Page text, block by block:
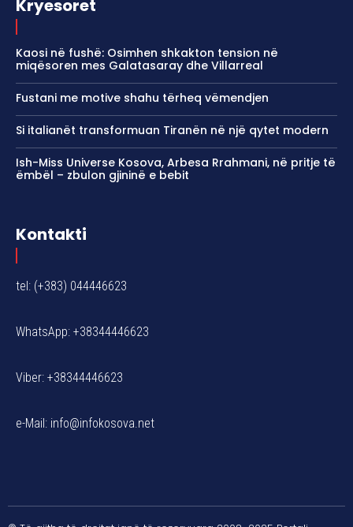
Kryesoret
Kaosi në fushë: Osimhen shkakton tension në
miqësoren mes Galatasaray dhe Villarreal
Fustani me motive shahu tërheq vëmendjen
Si italianët transformuan Tiranën në një qytet modern
Ish-Miss Universe Kosova, Arbesa Rrahmani, në pritje të
ëmbël – zbulon gjininë e bebit
Kontakti
tel: (+383) 044446623
WhatsApp: +38344446623
Viber: +38344446623
e-Mail: info@infokosova.net